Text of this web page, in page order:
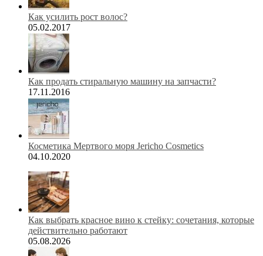
Как усилить рост волос?
05.02.2017
Как продать стиральную машину на запчасти?
17.11.2016
Косметика Мертвого моря Jericho Cosmetics
04.10.2020
Как выбрать красное вино к стейку: сочетания, которые
действительно работают
05.08.2026